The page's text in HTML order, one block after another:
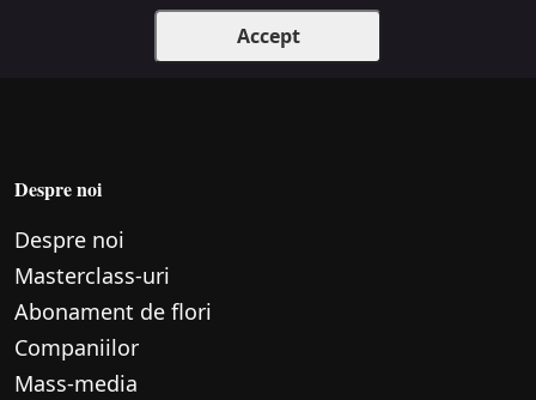
Accept
Despre noi
Despre noi
Маsterclass-uri
Abonament de flori
Companiilor
Mass-media